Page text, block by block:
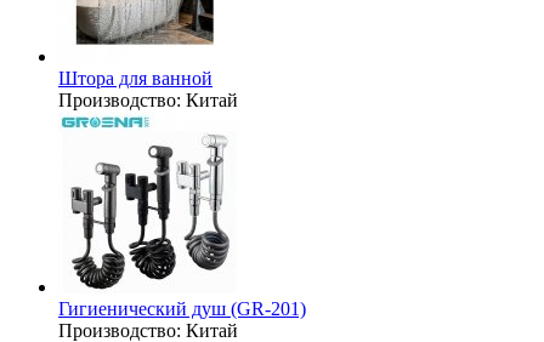
Штора для ванной
Производство: Китай
Гигиенический душ (GR-201)
Производство: Китай